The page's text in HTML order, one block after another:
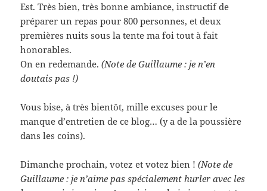
Est. Très bien, très bonne ambiance, instructif de
préparer un repas pour 800 personnes, et deux
premières nuits sous la tente ma foi tout à fait
honorables.
On en redemande.(Note de Guillaume : je n’en
doutais pas !)
Vous bise, à très bientôt, mille excuses pour le
manque d’entretien de ce blog… (y a de la poussière
dans les coins).
Dimanche prochain, votez et votez bien !(Note de
Guillaume : je n’aime pas spécialement hurler avec les